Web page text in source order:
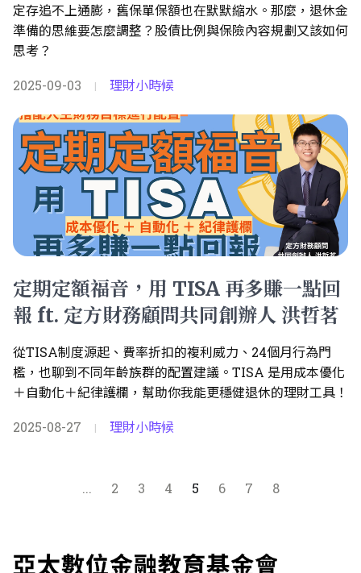
定存追不上通膨，舊保單保額也在默默縮水。那麼，退休金
準備的思維要怎麼調整？股債比例與保險內容規劃又該如何
思考？
2025-09-03 | 理財小時候
定期定額福音，用 TISA 再多賺一點回
報 ft. 定方財務顧問共同創辦人 洪哲茗
從TISA制度源起、費率折扣的複利威力、24個月行為門
檻，也聊到不同年齡族群的配置建議。TISA 是用成本優化
＋自動化＋紀律護欄，幫助你我能更穩健退休的理財工具！
2025-08-27 | 理財小時候
... 2 3 4 5 6 7 8